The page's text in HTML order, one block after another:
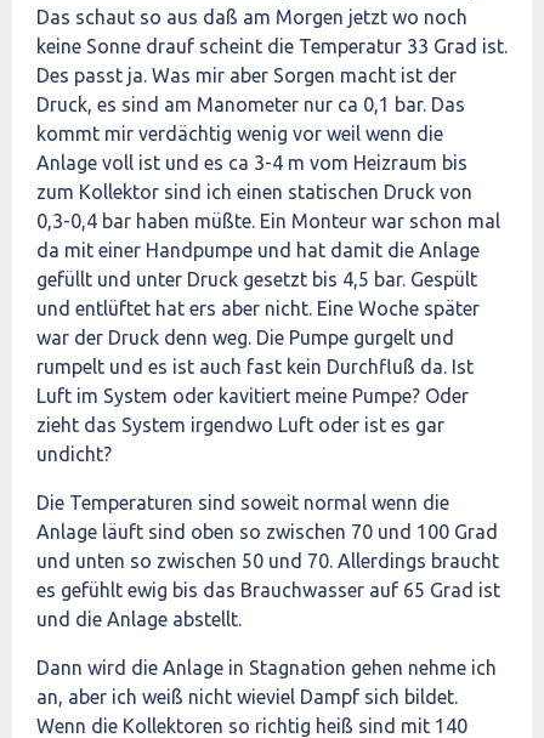
Das schaut so aus daß am Morgen jetzt wo noch
keine Sonne drauf scheint die Temperatur 33 Grad ist.
Des passt ja. Was mir aber Sorgen macht ist der
Druck, es sind am Manometer nur ca 0,1 bar. Das
kommt mir verdächtig wenig vor weil wenn die
Anlage voll ist und es ca 3-4 m vom Heizraum bis
zum Kollektor sind ich einen statischen Druck von
0,3-0,4 bar haben müßte. Ein Monteur war schon mal
da mit einer Handpumpe und hat damit die Anlage
gefüllt und unter Druck gesetzt bis 4,5 bar. Gespült
und entlüftet hat ers aber nicht. Eine Woche später
war der Druck denn weg. Die Pumpe gurgelt und
rumpelt und es ist auch fast kein Durchfluß da. Ist
Luft im System oder kavitiert meine Pumpe? Oder
zieht das System irgendwo Luft oder ist es gar
undicht?
Die Temperaturen sind soweit normal wenn die
Anlage läuft sind oben so zwischen 70 und 100 Grad
und unten so zwischen 50 und 70. Allerdings braucht
es gefühlt ewig bis das Brauchwasser auf 65 Grad ist
und die Anlage abstellt.
Dann wird die Anlage in Stagnation gehen nehme ich
an, aber ich weiß nicht wieviel Dampf sich bildet.
Wenn die Kollektoren so richtig heiß sind mit 140